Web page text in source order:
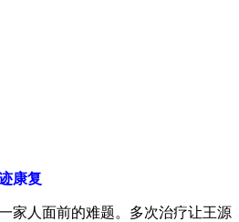
康复
家人面前的难题。多次治疗让王源